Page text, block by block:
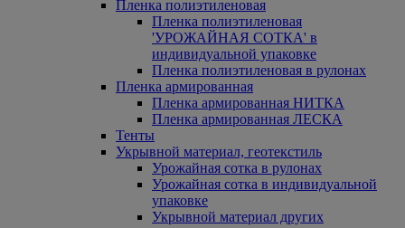
Пленка полиэтиленовая
Пленка полиэтиленовая
'УРОЖАЙНАЯ СОТКА' в
индивидуальной упаковке
Пленка полиэтиленовая в рулонах
Пленка армированная
Пленка армированная НИТКА
Пленка армированная ЛЕСКА
Тенты
Укрывной материал, геотекстиль
Урожайная сотка в рулонах
Урожайная сотка в индивидуальной
упаковке
Укрывной материал других